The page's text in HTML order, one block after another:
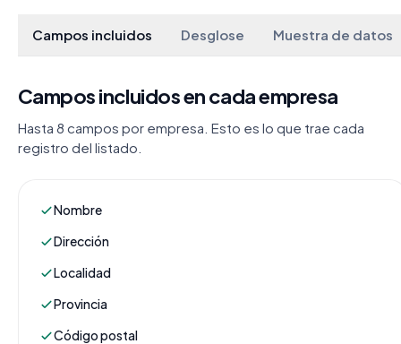
Campos incluidos Desglose Muestra de datos
Campos incluidos en cada empresa
Hasta 8 campos por empresa. Esto es lo que trae cada
registro del listado.
Nombre
Dirección
Localidad
Provincia
Código postal